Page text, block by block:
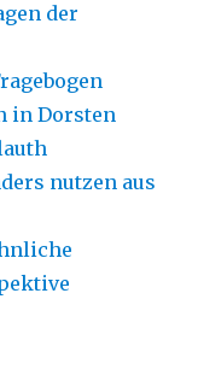
der
in Dorsten
nutzen aus